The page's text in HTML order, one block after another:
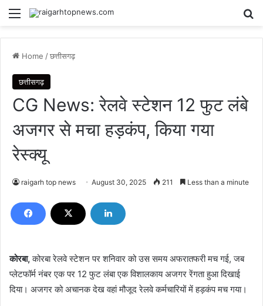
Menu
Home /छत्तीसगढ़
छत्तीसगढ़
CG News: रेलवे स्टेशन 12 फुट लंबे
अजगर से मचा हड़कंप, किया गया
रेस्क्यू
raigarh top news August 30, 2025 211 Less than a minute
कोरबा, कोरबा रेलवे स्टेशन पर शनिवार को उस समय अफरातफरी मच गई, जब
प्लेटफॉर्म नंबर एक पर 12 फुट लंबा एक विशालकाय अजगर रेंगता हुआ दिखाई
दिया। अजगर को अचानक देख वहां मौजूद रेलवे कर्मचारियों में हड़कंप मच गया।